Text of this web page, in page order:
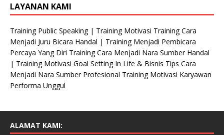
s
LAYANAN KAMI
Training Public Speaking | Training Motivasi Training Cara
Menjadi Juru Bicara Handal | Training Menjadi Pembicara
Percaya Yang Diri Training Cara Menjadi Nara Sumber Handal
| Training Motivasi Goal Setting In Life & Bisnis Tips Cara
Menjadi Nara Sumber Profesional Training Motivasi Karyawan
Performa Unggul
ALAMAT KAMI: